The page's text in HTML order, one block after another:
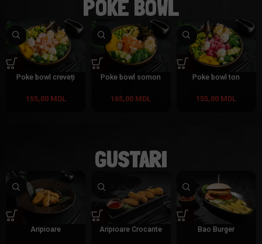
POKE BOWL
Poke bowl creveți
155,00 MDL
Poke bowl somon
165,00 MDL
Poke bowl ton
155,00 MDL
GUSTARI
Aripioare Aripioare Crocante Bao Burger